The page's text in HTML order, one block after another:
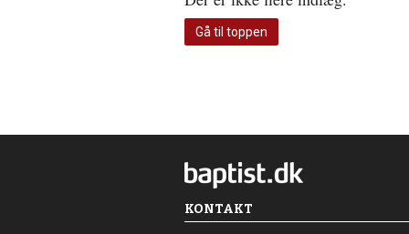
Gå til toppen
KONTAKT